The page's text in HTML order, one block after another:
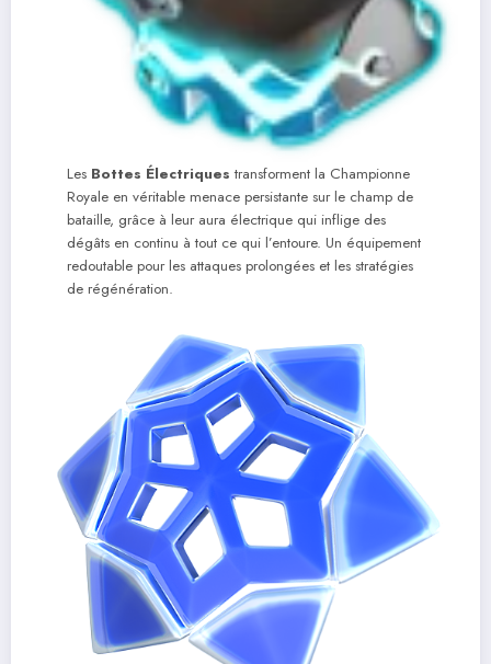
Les Bottes Électriques transforment la Championne
Royale en véritable menace persistante sur le champ de
bataille, grâce à leur aura électrique qui inflige des
dégâts en continu à tout ce qui l’entoure. Un équipement
redoutable pour les attaques prolongées et les stratégies
de régénération.